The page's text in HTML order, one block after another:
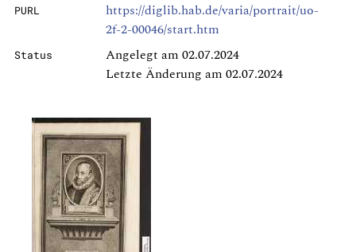
PURL
https://diglib.hab.de/varia/portrait/uo-
2f-2-00046/start.htm
Status
Angelegt am 02.07.2024
Letzte Änderung am 02.07.2024